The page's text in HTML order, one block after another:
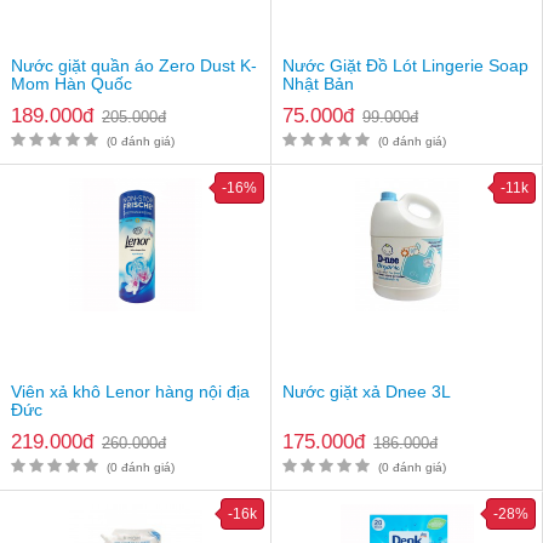
Hướng dẫn sử dụng nước giặt quần áo Arau BaBy
Pha tỷ lệ 50ml nước giặt với 30 ml nước để ngâm quần áo
Sau đó vò nhẹ và giũ lại bằng nước sạch
Nước giặt Arau baby dùng được cho cả giặt máy và giặt tay
Nước giặt quần áo Zero Dust K-
Mom Hàn Quốc
189.000đ 205.000đ
(0 đánh giá)
Nước Giặt Đồ Lót Lingerie Soap
Nhật Bản
75.000đ 99.000đ
(0 đánh giá)
Viên xả khô Lenor hàng nội địa
Đức
219.000đ 260.000đ
-16%
(0 đánh giá)
Nước giặt xả Dnee 3L
175.000đ 186.000đ
-11k
(0 đánh giá)
-16k -28%